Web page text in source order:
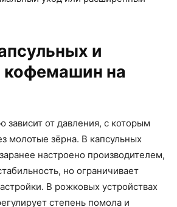
и
на
зависит от давления, с которым
молотые зёрна. В капсульных
настроено производителем,
но ограничивает
В рожковых устройствах
степень помола и